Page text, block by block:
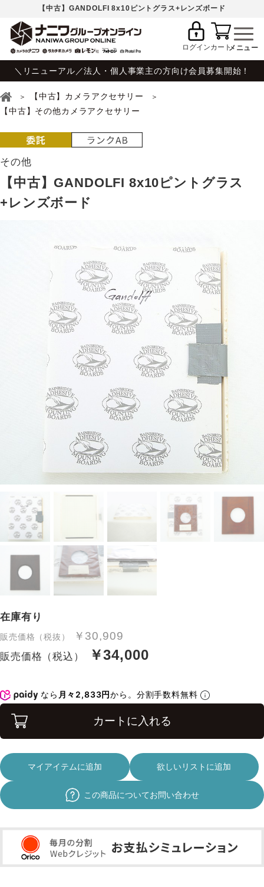
【中古】GANDOLFI 8x10ピントグラス+レンズボード
ログインカート
＼リニューアル／法人・個人事業主の方向け会員募集開始！
【中古】カメラアクセサリー
【中古】その他カメラアクセサリー
その他
【中古】GANDOLFI 8x10ピントグラス
+レンズボード
在庫有り
販売価格（税抜） ￥30,909
販売価格（税込） ￥34,000
なら 月々2,833円から。分割手数料無料
カートに入れる
マイアイテムに追加 欲しいリストに追加
この商品についてお問い合わせ